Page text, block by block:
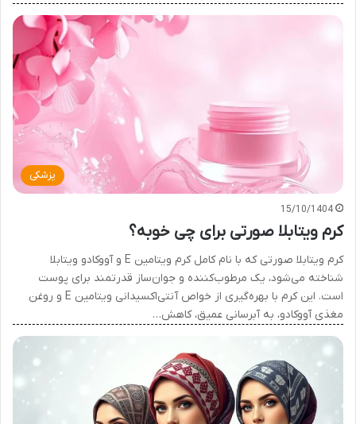
پزشکی
15/10/1404
کرم ویتابلا صورتی برای چی خوبه؟
کرم ویتابلا صورتی که با نام کامل کرم ویتامین E و آووکادو ویتابلا
شناخته می‌شود، یک مرطوب‌کننده و جوان‌ساز قدرتمند برای پوست
است. این کرم با بهره‌گیری از خواص آنتی‌اکسیدانی ویتامین E و روغن
مغذی آووکادو، به آبرسانی عمیق، کاهش…